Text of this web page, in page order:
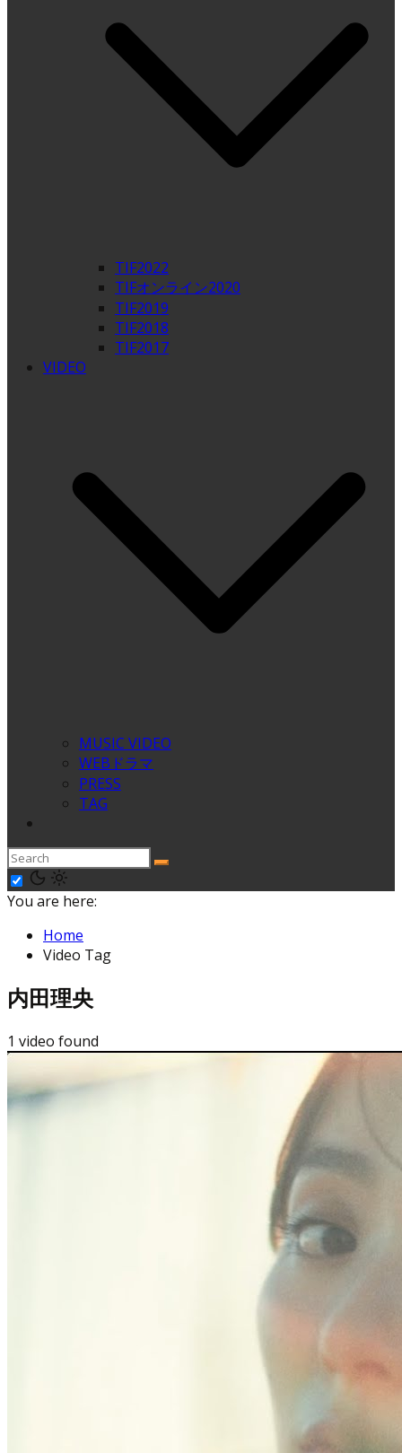
TIF2022
TIFオンライン2020
TIF2019
TIF2018
TIF2017
VIDEO
MUSIC VIDEO
WEBドラマ
PRESS
TAG
You are here:
Home
Video Tag
内田理央
1 video found